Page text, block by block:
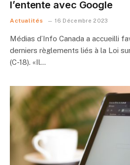
l’entente avec Google
Actualités 16 Décembre 2023
Médias d’Info Canada a accueilli
derniers règlements liés à la Loi
(C-18). «Il…